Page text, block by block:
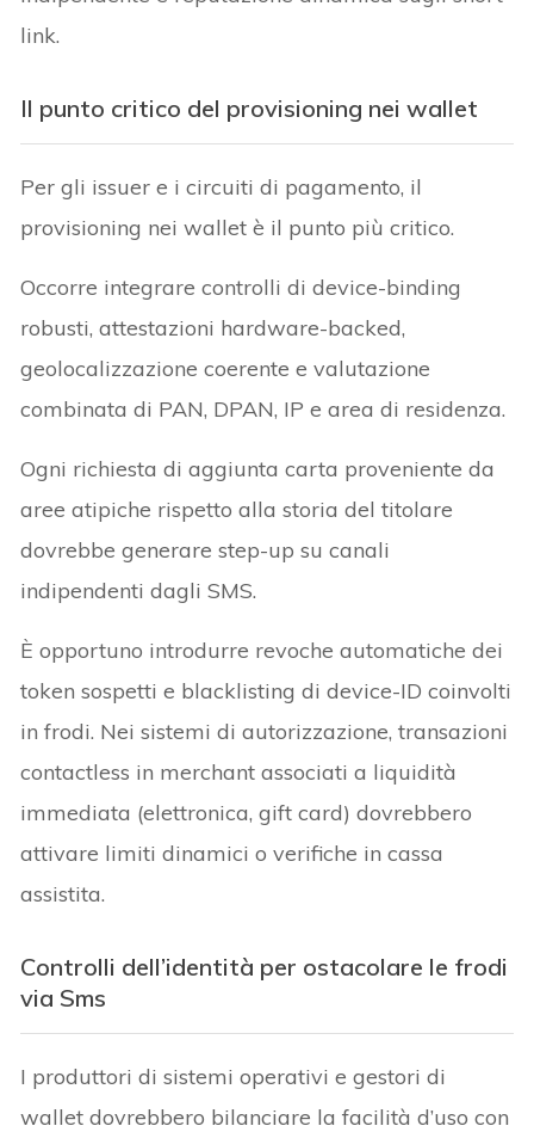
link.
Il punto critico del provisioning nei wallet
Per gli issuer e i circuiti di pagamento, il
provisioning nei wallet è il punto più critico.
Occorre integrare controlli di device-binding
robusti, attestazioni hardware-backed,
geolocalizzazione coerente e valutazione
combinata di PAN, DPAN, IP e area di residenza.
Ogni richiesta di aggiunta carta proveniente da
aree atipiche rispetto alla storia del titolare
dovrebbe generare step-up su canali
indipendenti dagli SMS.
È opportuno introdurre revoche automatiche dei
token sospetti e blacklisting di device-ID coinvolti
in frodi. Nei sistemi di autorizzazione, transazioni
contactless in merchant associati a liquidità
immediata (elettronica, gift card) dovrebbero
attivare limiti dinamici o verifiche in cassa
assistita.
Controlli dell’identità per ostacolare le frodi
via Sms
I produttori di sistemi operativi e gestori di
wallet dovrebbero bilanciare la facilità d’uso con